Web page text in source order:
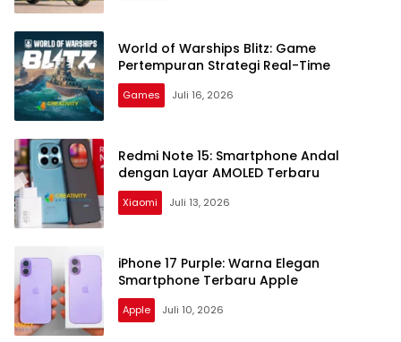
World of Warships Blitz: Game
Pertempuran Strategi Real-Time
Games Juli 16, 2026
Redmi Note 15: Smartphone Andal
dengan Layar AMOLED Terbaru
Xiaomi Juli 13, 2026
iPhone 17 Purple: Warna Elegan
Smartphone Terbaru Apple
Apple Juli 10, 2026